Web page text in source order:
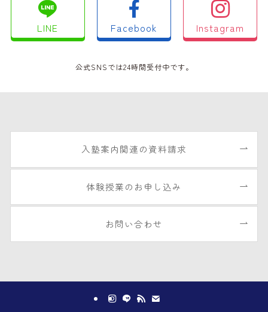
LINE Facebook Instagram
公式SNSでは24時間受付中です。
入塾案内関連の資料請求
体験授業のお申し込み
お問い合わせ